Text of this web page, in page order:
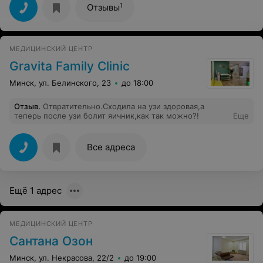
Отдельно хочу отметить, что помимо взрослого
приема проводился прием детей. В рамках приема
была представлена информация о необходимости
использования spf, "красных флагах" образований кожи
Отзывы1
МЕДИЦИНСКИЙ ЦЕНТР
Gravita Family Clinic
Минск, ул. Белинского, 23 до 18:00
Отзыв. Отвратительно.Сходила на узи здоровая,а
теперь после узи болит яичник,как так можно?!
Еще
Все адреса
Ещё 1 адрес
МЕДИЦИНСКИЙ ЦЕНТР
Сантана Озон
Минск, ул. Некрасова, 22/2 до 19:00